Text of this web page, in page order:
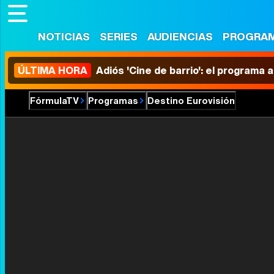
NOTICIAS SERIES AUDIENCIAS
ÚLTIMA HORA Adiós 'Cine de barrio': el programa
FórmulaTV Programas Destino Eurovisión